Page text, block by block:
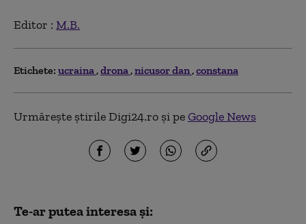
Editor : M.B.
Etichete: ucraina drona nicusor dan constana
Urmărește știrile Digi24.ro și peGoogle News
Te-ar putea interesa și: